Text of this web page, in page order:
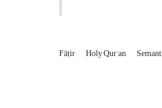
Fāṭir Holy Qur’an